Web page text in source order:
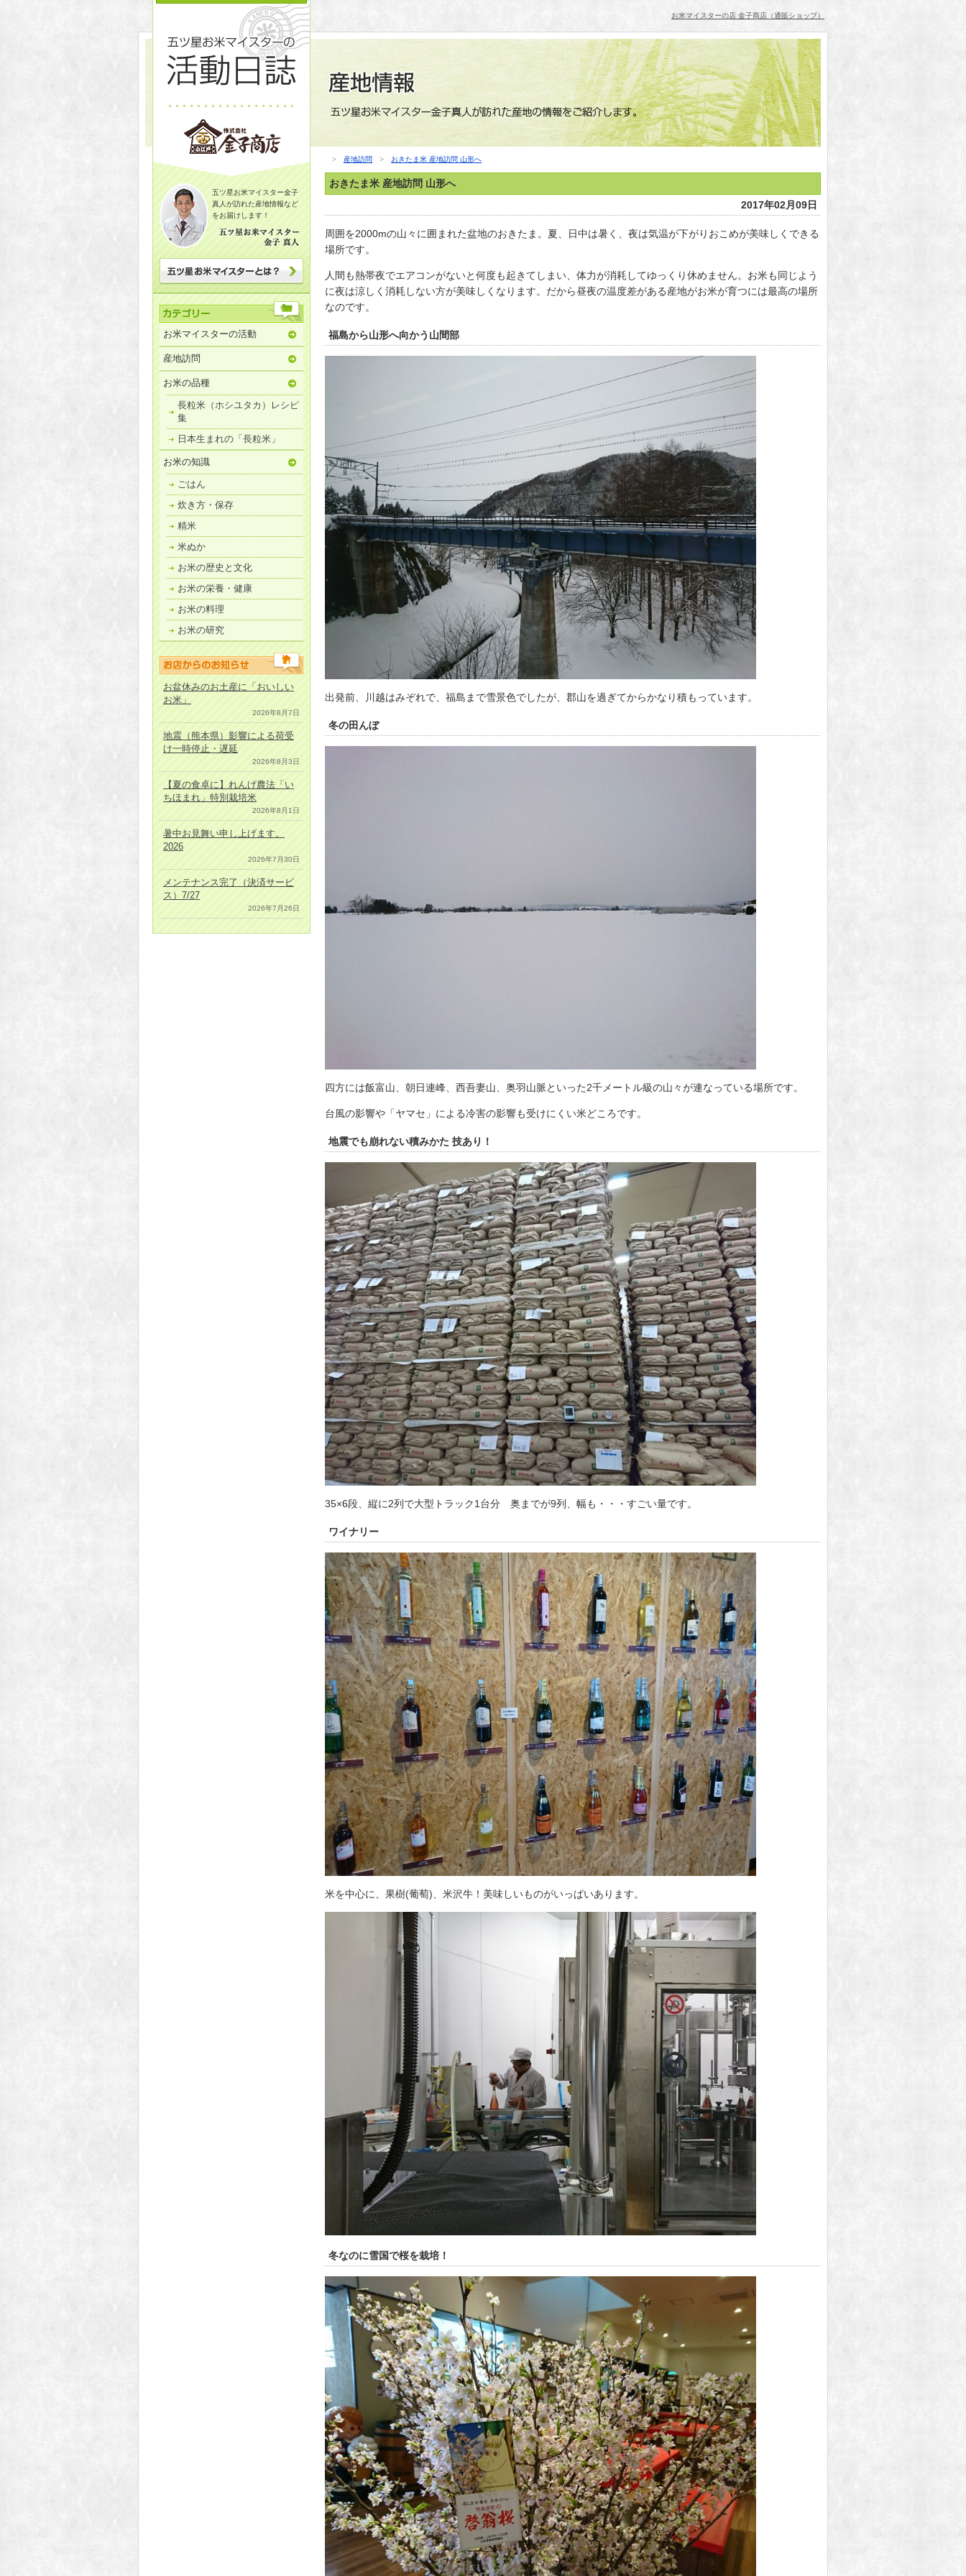
五ツ星お米マイスター金子
真人が訪れた産地情報など
をお届けします！
お米マイスターの店 金子商店（通販ショップ）
お米マイスターの活動
産地訪問
お米の品種
長粒米（ホシユタカ）レシピ
集
日本生まれの「長粒米」
お米の知識
ごはん
炊き方・保存
精米
米ぬか
お米の歴史と文化
お米の栄養・健康
お米の料理
お米の研究
お盆休みのお土産に「おいしい
お米」
2026年8月7日
地震（熊本県）影響による荷受
け一時停止・遅延
2026年8月3日
【夏の食卓に】れんげ農法「い
ちほまれ」特別栽培米
2026年8月1日
暑中お見舞い申し上げます。
2026
2026年7月30日
メンテナンス完了（決済サービ
ス）7/27
2026年7月26日
> 産地訪問 > おきたま米 産地訪問 山形へ
おきたま米 産地訪問 山形へ
2017年02月09日
周囲を2000mの山々に囲まれた盆地のおきたま。夏、日中は暑く、夜は気温が下がりおこめが美味しくできる
場所です。
人間も熱帯夜でエアコンがないと何度も起きてしまい、体力が消耗してゆっくり休めません。お米も同じよう
に夜は涼しく消耗しない方が美味しくなります。だから昼夜の温度差がある産地がお米が育つには最高の場所
なのです。
福島から山形へ向かう山間部
出発前、川越はみぞれで、福島まで雪景色でしたが、郡山を過ぎてからかなり積もっています。
冬の田んぼ
四方には飯富山、朝日連峰、西吾妻山、奥羽山脈といった2千メートル級の山々が連なっている場所です。
台風の影響や「ヤマセ」による冷害の影響も受けにくい米どころです。
地震でも崩れない積みかた 技あり！
35×6段、縦に2列で大型トラック1台分 奥までが9列、幅も・・・すごい量です。
ワイナリー
米を中心に、果樹(葡萄)、米沢牛！美味しいものがいっぱいあります。
冬なのに雪国で桜を栽培！